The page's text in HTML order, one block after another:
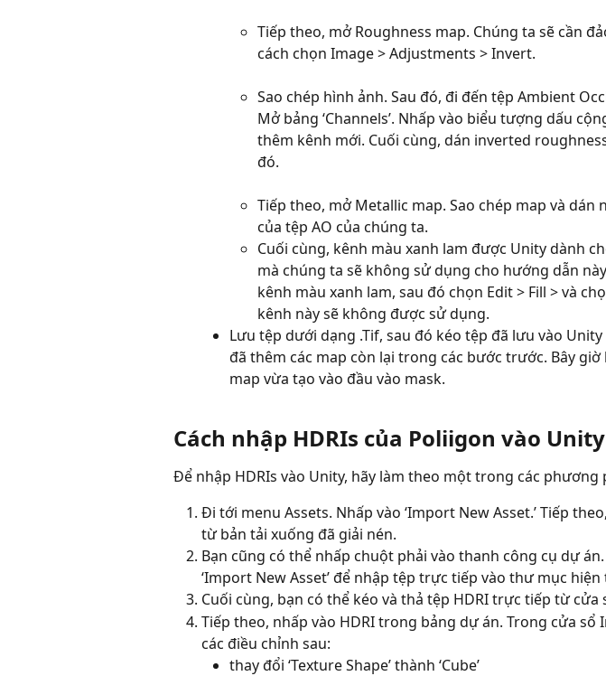
Tiếp theo, mở Roughness map. Chúng ta sẽ cần
cách chọn Image > Adjustments > Invert.
Sao chép hình ảnh. Sau đó, đi đến tệp Ambient
Mở bảng ‘Channels’. Nhấp vào biểu tượng dấu
thêm kênh mới. Cuối cùng, dán inverted
đó.
Tiếp theo, mở Metallic map. Sao chép map và dán
của tệp AO của chúng ta.
Cuối cùng, kênh màu xanh lam được Unity dành
mà chúng ta sẽ không sử dụng cho hướng dẫn
kênh màu xanh lam, sau đó chọn Edit > Fill > và
kênh này sẽ không được sử dụng.
Lưu tệp dưới dạng .Tif, sau đó kéo tệp đã lưu vào
đã thêm các map còn lại trong các bước trước. Bây
map vừa tạo vào đầu vào mask.
Cách nhập HDRIs của Poliigon vào Unity
Để nhập HDRIs vào Unity, hãy làm theo một trong các phương
Đi tới menu Assets. Nhấp vào ‘Import New Asset.’ Tiếp
từ bản tải xuống đã giải nén.
Bạn cũng có thể nhấp chuột phải vào thanh công cụ dự
‘Import New Asset’ để nhập tệp trực tiếp vào thư mục hiện
Cuối cùng, bạn có thể kéo và thả tệp HDRI trực tiếp từ cửa
Tiếp theo, nhấp vào HDRI trong bảng dự án. Trong cửa sổ
các điều chỉnh sau:
thay đổi ‘Texture Shape’ thành ‘Cube’